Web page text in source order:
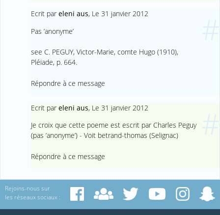
Ecrit par eleni aus, Le 31 janvier 2012
Pas ’anonyme’
see C. PEGUY, Victor-Marie, comte Hugo (1910),
Pléiade, p. 664.
Répondre à ce message
Ecrit par eleni aus, Le 31 janvier 2012
Je croix que cette poeme est escrit par Charles Peguy
(pas ’anonyme’) - Voit betrand-thomas (Selignac)
Répondre à ce message
Rejoins-nous sur
les réseaux sociaux :